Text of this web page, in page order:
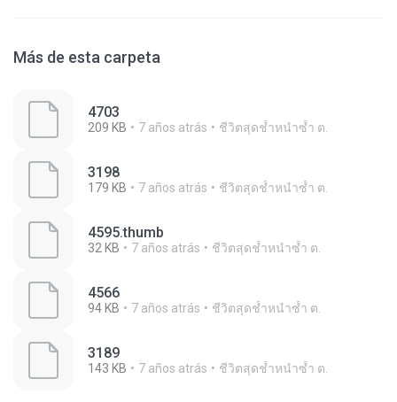
Más de esta carpeta
4703
209 KB 7 años atrás ชีวิตสุดช้ำหนำซ้ำ ต.
3198
179 KB 7 años atrás ชีวิตสุดช้ำหนำซ้ำ ต.
4595.thumb
32 KB 7 años atrás ชีวิตสุดช้ำหนำซ้ำ ต.
4566
94 KB 7 años atrás ชีวิตสุดช้ำหนำซ้ำ ต.
3189
143 KB 7 años atrás ชีวิตสุดช้ำหนำซ้ำ ต.